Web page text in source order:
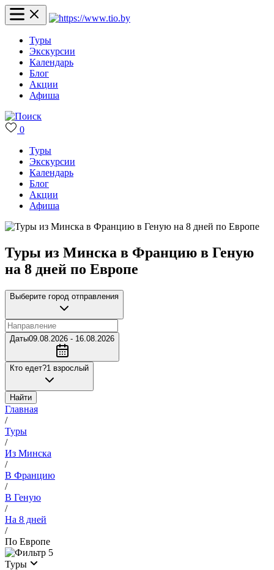
Туры
Экскурсии
Календарь
Блог
Акции
Афиша
0
Туры
Экскурсии
Календарь
Блог
Акции
Афиша
Туры из Минска в Францию в Геную
на 8 дней по Европе
Выберите город отправления
Даты09.08.2026 - 16.08.2026
Кто едет?1 взрослый
Найти
Главная
/
Туры
/
Из Минска
/
В Францию
/
В Геную
/
На 8 дней
/
По Европе
5
Туры